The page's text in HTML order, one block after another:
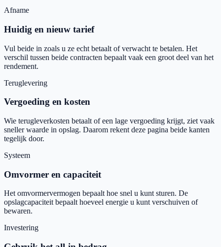
Afname
Huidig en nieuw tarief
Vul beide in zoals u ze echt betaalt of verwacht te betalen. Het
verschil tussen beide contracten bepaalt vaak een groot deel van het
rendement.
Teruglevering
Vergoeding en kosten
Wie terugleverkosten betaalt of een lage vergoeding krijgt, ziet vaak
sneller waarde in opslag. Daarom rekent deze pagina beide kanten
tegelijk door.
Systeem
Omvormer en capaciteit
Het omvormervermogen bepaalt hoe snel u kunt sturen. De
opslagcapaciteit bepaalt hoeveel energie u kunt verschuiven of
bewaren.
Investering